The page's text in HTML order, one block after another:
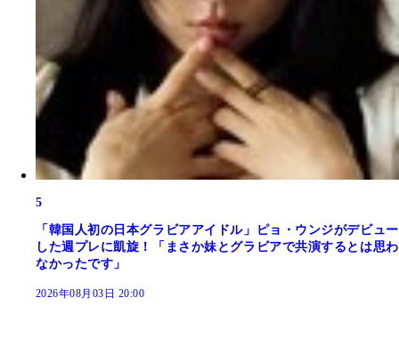
5
「韓国人初の日本グラビアアイドル」ピョ・ウンジがデビュー
した週プレに凱旋！「まさか妹とグラビアで共演するとは思わ
なかったです」
2026年08月03日 20:00